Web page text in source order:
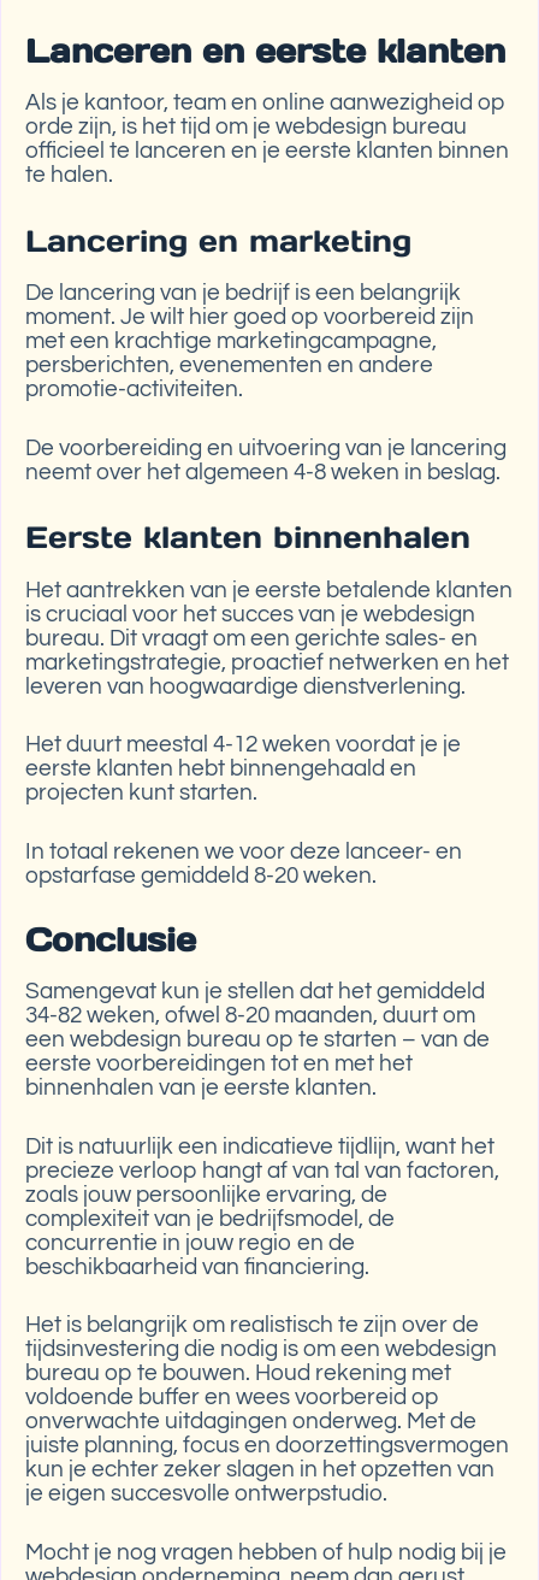
Lanceren en eerste klanten
Als je kantoor, team en online aanwezigheid op
orde zijn, is het tijd om je webdesign bureau
officieel te lanceren en je eerste klanten binnen
te halen.
Lancering en marketing
De lancering van je bedrijf is een belangrijk
moment. Je wilt hier goed op voorbereid zijn
met een krachtige marketingcampagne,
persberichten, evenementen en andere
promotie-activiteiten.
De voorbereiding en uitvoering van je lancering
neemt over het algemeen 4-8 weken in beslag.
Eerste klanten binnenhalen
Het aantrekken van je eerste betalende klanten
is cruciaal voor het succes van je webdesign
bureau. Dit vraagt om een gerichte sales- en
marketingstrategie, proactief netwerken en het
leveren van hoogwaardige dienstverlening.
Het duurt meestal 4-12 weken voordat je je
eerste klanten hebt binnengehaald en
projecten kunt starten.
In totaal rekenen we voor deze lanceer- en
opstarfase gemiddeld 8-20 weken.
Conclusie
Samengevat kun je stellen dat het gemiddeld
34-82 weken, ofwel 8-20 maanden, duurt om
een webdesign bureau op te starten – van de
eerste voorbereidingen tot en met het
binnenhalen van je eerste klanten.
Dit is natuurlijk een indicatieve tijdlijn, want het
precieze verloop hangt af van tal van factoren,
zoals jouw persoonlijke ervaring, de
complexiteit van je bedrijfsmodel, de
concurrentie in jouw regio en de
beschikbaarheid van financiering.
Het is belangrijk om realistisch te zijn over de
tijdsinvestering die nodig is om een webdesign
bureau op te bouwen. Houd rekening met
voldoende buffer en wees voorbereid op
onverwachte uitdagingen onderweg. Met de
juiste planning, focus en doorzettingsvermogen
kun je echter zeker slagen in het opzetten van
je eigen succesvolle ontwerpstudio.
Mocht je nog vragen hebben of hulp nodig bij je